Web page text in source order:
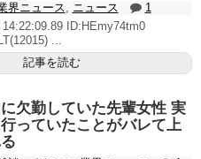
界ニュース, ニュース
1
ID:HEmy74tm0
...
記事を読む
欠勤していた先輩女性 実
っていたことがバレて上